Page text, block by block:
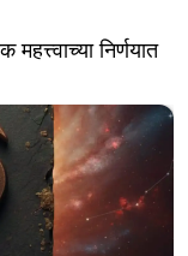
निर्णयात